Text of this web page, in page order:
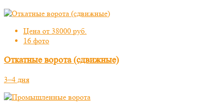
Цена от 38000 руб.
16 фото
Откатные ворота (сдвижные)
3–4 дня